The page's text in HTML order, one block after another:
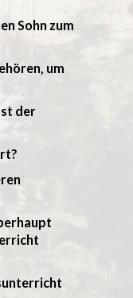
Sohn zum
um
der